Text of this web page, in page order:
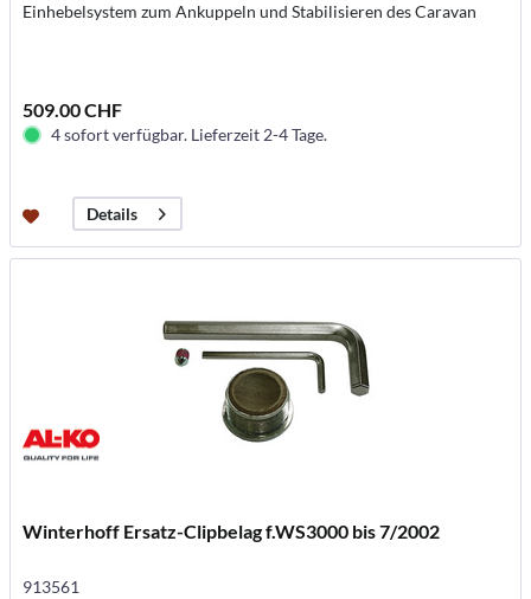
Einhebelsystem zum Ankuppeln und Stabilisieren des Caravan
509.00 CHF
4 sofort verfügbar. Lieferzeit 2-4 Tage.
Details
Winterhoff Ersatz-Clipbelag f.WS3000 bis 7/2002
913561